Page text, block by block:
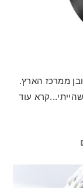
ממרכז הארץ.
קרא עוד